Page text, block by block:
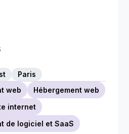
Paris
web
Hébergement web
internet
de logiciel et SaaS